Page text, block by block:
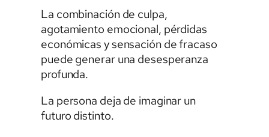
La combinación de culpa,
agotamiento emocional, pérdidas
económicas y sensación de fracaso
puede generar una desesperanza
profunda.
La persona deja de imaginar un
futuro distinto.